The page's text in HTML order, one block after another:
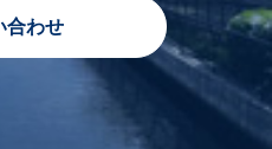
合わせ